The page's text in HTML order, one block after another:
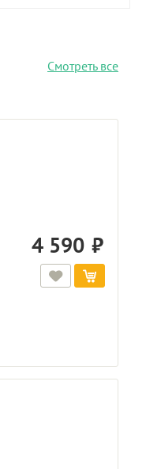
Смотреть все
4 590